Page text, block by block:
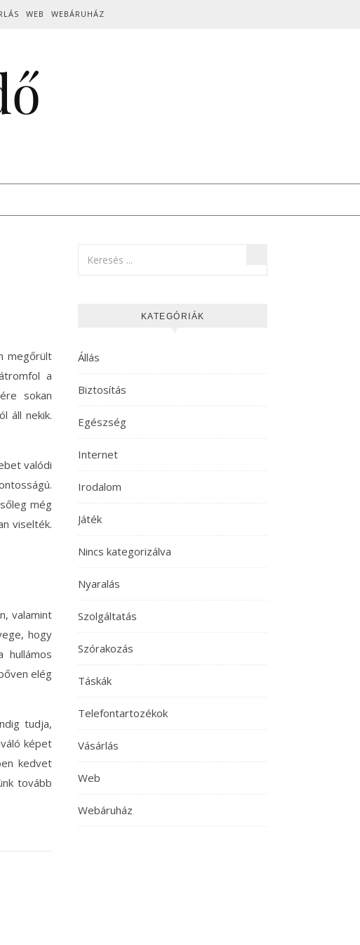
WEB WEBÁRUHÁZ
megőrült
a
sokan
áll nekik.
valódi
még
viselték.
valamint
hogy
hullámos
elég
tudja,
képet
kedvet
tovább
KATEGÓRIÁK
Állás
Biztosítás
Egészség
Internet
Irodalom
Játék
Nincs kategorizálva
Nyaralás
Szolgáltatás
Szórakozás
Táskák
Telefontartozékok
Vásárlás
Web
Webáruház